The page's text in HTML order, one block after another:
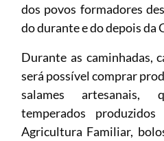
dos povos formadores
do durante e do depois da
Durante as caminhadas,
será possível comprar
salames artesanais,
temperados
Agricultura Familiar,